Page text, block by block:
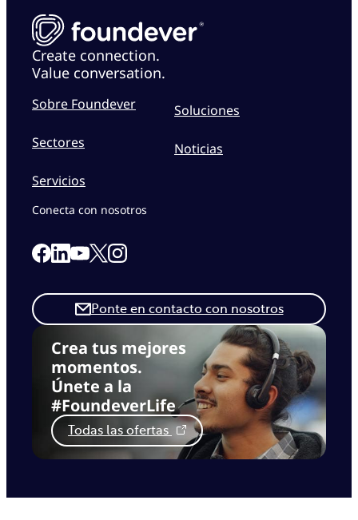
Create connection.
Value conversation.
Sobre Foundever
Sectores
Servicios
Soluciones
Noticias
Crea tus mejores
momentos.
Únete a la
#FoundeverLife
Todas las ofertas
Ponte en contacto con nosotros
Conecta con nosotros
Link to our Facebook page
Link to our Linkedin page
Link to our Youtube page
Link to our X page
Link to our Instagram page